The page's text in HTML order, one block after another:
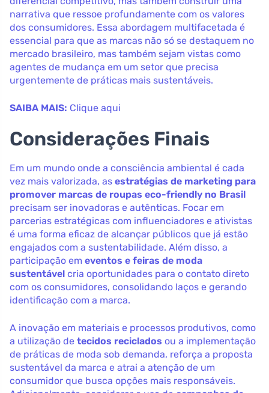
narrativa que ressoe profundamente com os valores
dos consumidores. Essa abordagem multifacetada é
essencial para que as marcas não só se destaquem no
mercado brasileiro, mas também sejam vistas como
agentes de mudança em um setor que precisa
urgentemente de práticas mais sustentáveis.
SAIBA MAIS: Clique aqui
Considerações Finais
Em um mundo onde a consciência ambiental é cada
vez mais valorizada, as estratégias de marketing para
promover marcas de roupas eco-friendly no Brasil
precisam ser inovadoras e autênticas. Focar em
parcerias estratégicas com influenciadores e ativistas
é uma forma eficaz de alcançar públicos que já estão
engajados com a sustentabilidade. Além disso, a
participação em eventos e feiras de moda
sustentável cria oportunidades para o contato direto
com os consumidores, consolidando laços e gerando
identificação com a marca.
A inovação em materiais e processos produtivos, como
a utilização de tecidos reciclados ou a implementação
de práticas de moda sob demanda, reforça a proposta
sustentável da marca e atrai a atenção de um
consumidor que busca opções mais responsáveis.